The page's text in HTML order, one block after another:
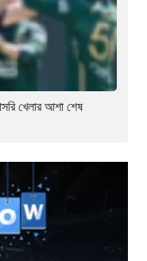
খেলার আশা শেষ